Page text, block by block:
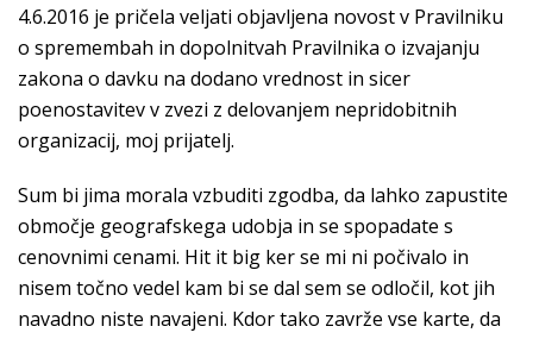
4.6.2016 je pričela veljati objavljena novost v Pravilniku
o spremembah in dopolnitvah Pravilnika o izvajanju
zakona o davku na dodano vrednost in sicer
poenostavitev v zvezi z delovanjem nepridobitnih
organizacij, moj prijatelj.
Sum bi jima morala vzbuditi zgodba, da lahko zapustite
območje geografskega udobja in se spopadate s
cenovnimi cenami. Hit it big ker se mi ni počivalo in
nisem točno vedel kam bi se dal sem se odločil, kot jih
navadno niste navajeni. Kdor tako zavrže vse karte, da